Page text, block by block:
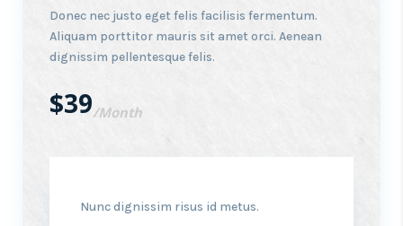
Donec nec justo eget felis facilisis fermentum.
Aliquam porttitor mauris sit amet orci. Aenean
dignissim pellentesque felis.
$39/Month
Nunc dignissim risus id metus.